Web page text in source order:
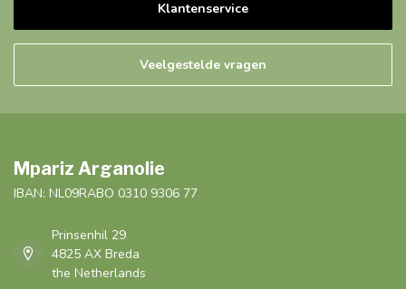
Klantenservice
Veelgestelde vragen
Mpariz Arganolie
IBAN: NL09RABO 0310 9306 77
Prinsenhil 29
4825 AX Breda
the Netherlands